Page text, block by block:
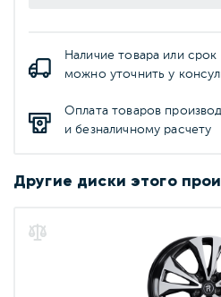
Наличие товара или срок
можно уточнить у
Оплата товаров
и безналичному расчету
Другие диски этого